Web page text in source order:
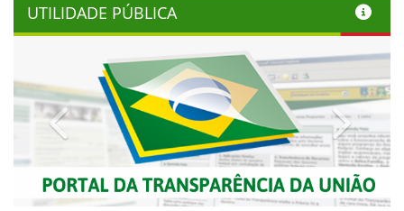
UTILIDADE PÚBLICA
Previous Next